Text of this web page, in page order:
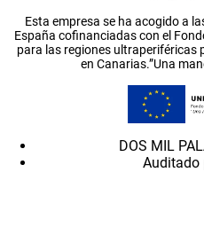
Esta empresa se ha acogido a
España cofinanciadas con el
para las regiones ultraperiféricas
en Canarias.”Una
DOS MIL
Auditado